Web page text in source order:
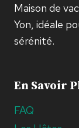
Maison de
Yon, idéale
sérénité.
En Savoir
FAQ